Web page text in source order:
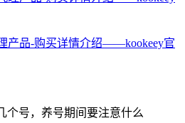
产品-购买详情介绍——kookeey官